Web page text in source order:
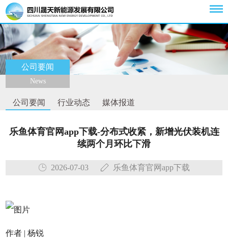
公司要闻
News
公司要闻 行业动态 媒体报道
乐鱼体育官网app下载-分布式收紧，新增光伏装机连
续两个月环比下滑
2026-07-03 乐鱼体育官网app下载
作者 | 杨锐